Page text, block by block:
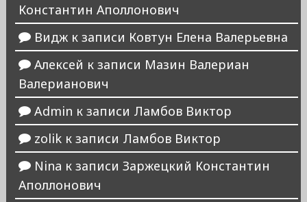
Константин Аполлонович
Виджк записи Ковтун Елена Валерьевна
Алексей к записи Мазин Валериан
Валерианович
Admin к записи Ламбов Виктор
zolikк записи Ламбов Виктор
Nina к записи Заржецкий Константин
Аполлонович